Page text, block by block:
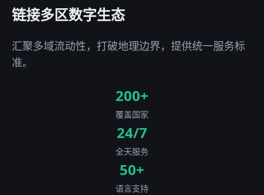
链接多区数字生态
汇聚多域流动性，打破地理边界，提供统一服务标
准。
200+
覆盖国家
24/7
全天服务
50+
语言支持